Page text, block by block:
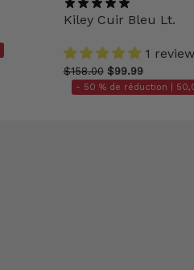
Kiley Cuir Bleu Lt.
1 review
$158.00 $99.99
- 50 % de réduction |